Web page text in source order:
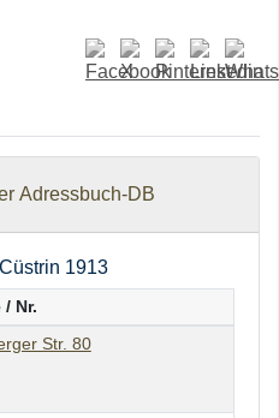
Adressbuch-DB
1913
Nr.
Str. 80